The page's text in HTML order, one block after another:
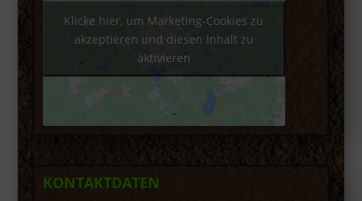
Klicke hier, um Marketing-Cookies zu
akzeptieren und diesen Inhalt zu
aktivieren
KONTAKTDATEN